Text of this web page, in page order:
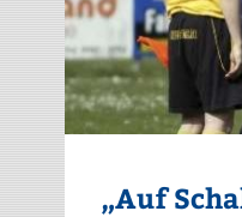
„Auf